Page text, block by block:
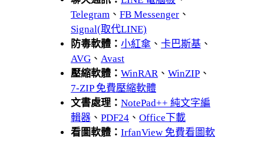
Telegram 、 FB Messenger 、
Signal(取代LINE)
防毒軟體： 小紅傘 、 卡巴斯基 、
AVG 、 Avast
壓縮軟體： WinRAR、 WinZIP 、
7-ZIP 免費壓縮軟體
文書處理： NotePad++ 純文字編
輯器 、 PDF24 、 Office下載
看圖軟體： IrfanView 免費看圖軟